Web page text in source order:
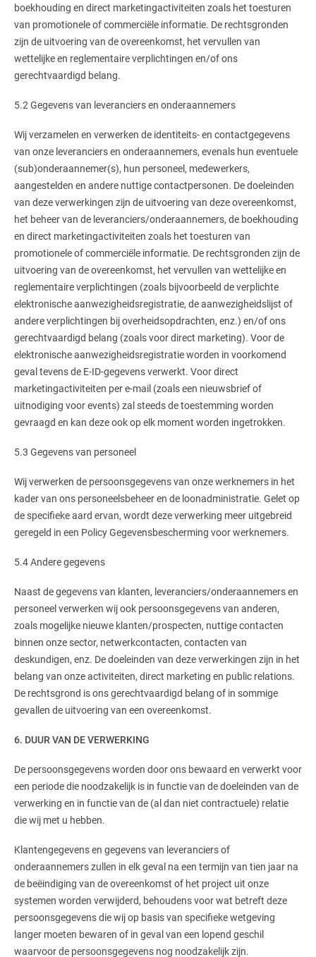
boekhouding en direct marketingactiviteiten zoals het toesturen
van promotionele of commerciële informatie. De rechtsgronden
zijn de uitvoering van de overeenkomst, het vervullen van
wettelijke en reglementaire verplichtingen en/of ons
gerechtvaardigd belang.
5.2 Gegevens van leveranciers en onderaannemers
Wij verzamelen en verwerken de identiteits- en contactgegevens
van onze leveranciers en onderaannemers, evenals hun eventuele
(sub)onderaannemer(s), hun personeel, medewerkers,
aangestelden en andere nuttige contactpersonen. De doeleinden
van deze verwerkingen zijn de uitvoering van deze overeenkomst,
het beheer van de leveranciers/onderaannemers, de boekhouding
en direct marketingactiviteiten zoals het toesturen van
promotionele of commerciële informatie. De rechtsgronden zijn de
uitvoering van de overeenkomst, het vervullen van wettelijke en
reglementaire verplichtingen (zoals bijvoorbeeld de verplichte
elektronische aanwezigheidsregistratie, de aanwezigheidslijst of
andere verplichtingen bij overheidsopdrachten, enz.) en/of ons
gerechtvaardigd belang (zoals voor direct marketing). Voor de
elektronische aanwezigheidsregistratie worden in voorkomend
geval tevens de E-ID-gegevens verwerkt. Voor direct
marketingactiviteiten per e-mail (zoals een nieuwsbrief of
uitnodiging voor events) zal steeds de toestemming worden
gevraagd en kan deze ook op elk moment worden ingetrokken.
5.3 Gegevens van personeel
Wij verwerken de persoonsgegevens van onze werknemers in het
kader van ons personeelsbeheer en de loonadministratie. Gelet op
de specifieke aard ervan, wordt deze verwerking meer uitgebreid
geregeld in een Policy Gegevensbescherming voor werknemers.
5.4 Andere gegevens
Naast de gegevens van klanten, leveranciers/onderaannemers en
personeel verwerken wij ook persoonsgegevens van anderen,
zoals mogelijke nieuwe klanten/prospecten, nuttige contacten
binnen onze sector, netwerkcontacten, contacten van
deskundigen, enz. De doeleinden van deze verwerkingen zijn in het
belang van onze activiteiten, direct marketing en public relations.
De rechtsgrond is ons gerechtvaardigd belang of in sommige
gevallen de uitvoering van een overeenkomst.
6. DUUR VAN DE VERWERKING
De persoonsgegevens worden door ons bewaard en verwerkt voor
een periode die noodzakelijk is in functie van de doeleinden van de
verwerking en in functie van de (al dan niet contractuele) relatie
die wij met u hebben.
Klantengegevens en gegevens van leveranciers of
onderaannemers zullen in elk geval na een termijn van tien jaar na
de beëindiging van de overeenkomst of het project uit onze
systemen worden verwijderd, behoudens voor wat betreft deze
persoonsgegevens die wij op basis van specifieke wetgeving
langer moeten bewaren of in geval van een lopend geschil
waarvoor de persoonsgegevens nog noodzakelijk zijn.